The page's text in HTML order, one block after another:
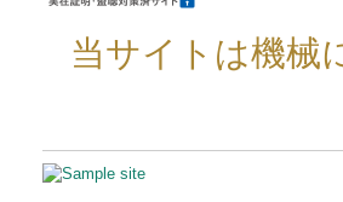
当サイトは機械